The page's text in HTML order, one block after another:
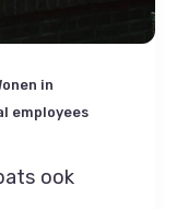
in
employees
ook